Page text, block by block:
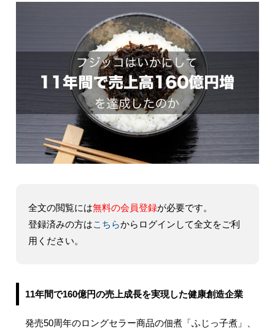
全文の閲覧には無料の会員登録が必要です。
登録済みの方はこちらからログインして全文をご利
用ください。
11年間で160億円の売上成長を実現した健康創造企業
発売50周年のロングセラー商品の佃煮「ふじっ子煮」、